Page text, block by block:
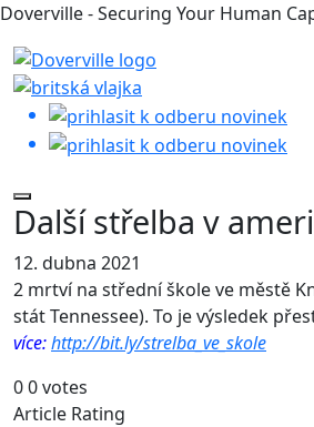
Doverville - Securing Your Human
Další střelba v
12. dubna 2021
2 mrtví na střední škole ve městě
stát Tennessee). To je výsledek
více:http://bit.ly/strelba_ve_skole
00votes
Article Rating